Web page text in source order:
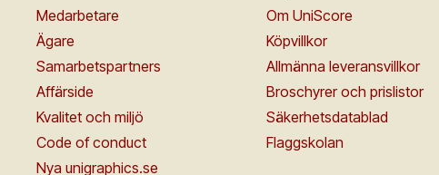
Medarbetare
Ägare
Samarbetspartners
Affärside
Kvalitet och miljö
Code of conduct
Nya unigraphics.se
Om UniScore
Köpvillkor
Allmänna leveransvillkor
Broschyrer och prislistor
Säkerhetsdatablad
Flaggskolan